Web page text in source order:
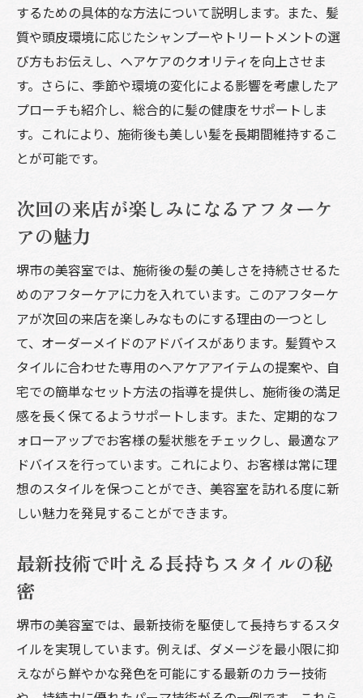
するための具体的な方法について説明します。また、髪
質や頭皮環境に応じたシャンプーやトリートメントの選
び方もお伝えし、ヘアケアのクオリティを向上させま
す。さらに、季節や環境の変化による影響を考慮したア
プローチも紹介し、総合的に髪の健康をサポートしま
す。これにより、施術後も美しい髪を長期間維持するこ
とが可能です。
次回の来店が楽しみになるアフターケ
アの魅力
堺市の美容室では、施術後の髪の美しさを持続させるた
めのアフターケアに力を入れています。このアフターケ
アが次回の来店を楽しみなものにする理由の一つとし
て、オーダーメイドのアドバイスがあります。髪質やス
タイルに合わせた専用のヘアケアアイテムの提案や、自
宅での簡単なセット方法の指導を提供し、施術後の満足
感を長く保てるようサポートします。また、定期的なフ
ォローアップでお客様の髪状態をチェックし、最適なア
ドバイスを行っています。これにより、お客様は常に理
想のスタイルを保つことができ、美容室を訪れる度に新
しい魅力を発見することができます。
最新技術で叶える長持ちスタイルの秘
密
堺市の美容室では、最新技術を駆使して長持ちするスタ
イルを実現しています。例えば、ダメージを最小限に抑
えながら鮮やかな発色を可能にする最新のカラー技術